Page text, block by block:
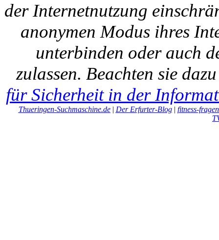
der Internetnutzung
anonymen Modus ihres
unterbinden oder auch
zulassen. Beachten sie
für Sicherheit in der
Thueringen-Suchmaschine.de| Der Erfurter-Blog| fitness-